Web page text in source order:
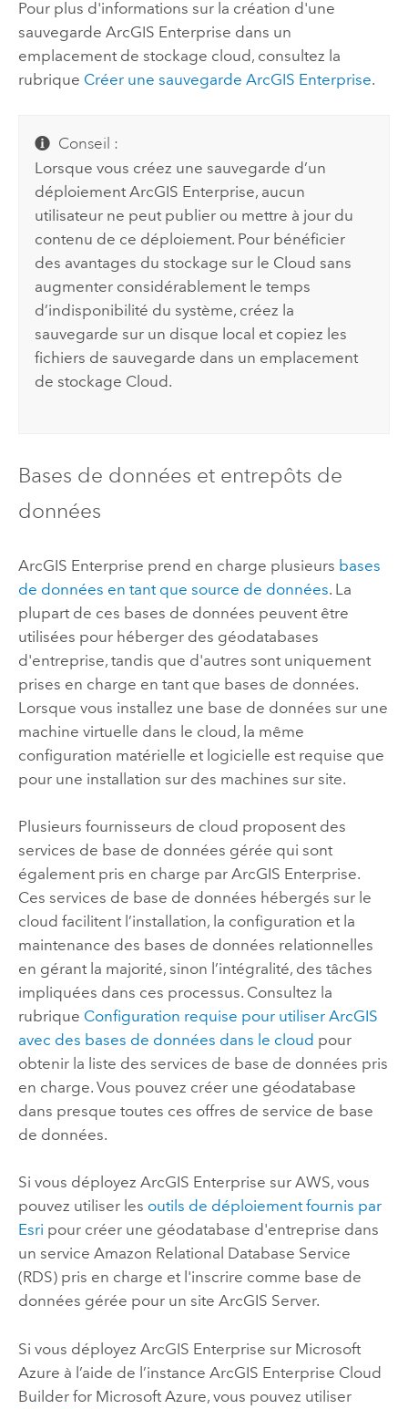
Pour plus d'informations sur la création d'une
sauvegarde ArcGIS Enterprise dans un
emplacement de stockage cloud, consultez la
rubrique Créer une sauvegarde ArcGIS Enterprise.
Conseil :
Lorsque vous créez une sauvegarde d’un
déploiementArcGIS Enterprise, aucun
utilisateur ne peut publier ou mettre à jour du
contenu de ce déploiement. Pour bénéficier
des avantages du stockage sur le Cloud sans
augmenter considérablement le temps
d’indisponibilité du système, créez la
sauvegarde sur un disque local et copiez les
fichiers de sauvegarde dans un emplacement
de stockage Cloud.
Bases de données et entrepôts de
données
ArcGIS Enterprise prend en charge plusieurs bases
de données en tant que source de données. La
plupart de ces bases de données peuvent être
utilisées pour héberger des géodatabases
d'entreprise, tandis que d'autres sont uniquement
prises en charge en tant que bases de données.
Lorsque vous installez une base de données sur une
machine virtuelle dans le cloud, la même
configuration matérielle et logicielle est requise que
pour une installation sur des machines sur site.
Plusieurs fournisseurs de cloud proposent des
services de base de données gérée qui sont
également pris en charge par ArcGIS Enterprise.
Ces services de base de données hébergés sur le
cloud facilitent l’installation, la configuration et la
maintenance des bases de données relationnelles
en gérant la majorité, sinon l’intégralité, des tâches
impliquées dans ces processus. Consultez la
rubrique Configuration requise pour utiliser ArcGIS
avec des bases de données dans le cloud pour
obtenir la liste des services de base de données pris
en charge. Vous pouvez créer une géodatabase
dans presque toutes ces offres de service de base
de données.
Si vous déployez ArcGIS Enterprise sur AWS, vous
pouvez utiliser les outils de déploiement fournis par
Esri pour créer une géodatabase d'entreprise dans
un service Amazon Relational Database Service
(RDS)pris en charge et l'inscrire comme base de
données gérée pour un site ArcGIS Server.
Si vous déployez ArcGIS Enterprise sur Microsoft
Azure à l’aide de l’instance ArcGIS Enterprise Cloud
Builder for Microsoft Azure, vous pouvez utiliser